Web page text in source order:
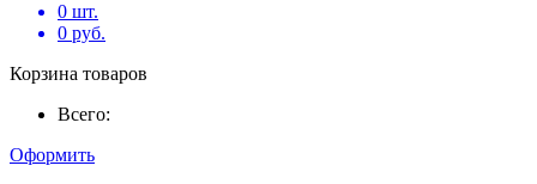
0 шт.
0 руб.
Корзина товаров
Всего:
Оформить